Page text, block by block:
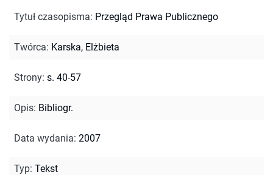
Tytuł czasopisma: Przegląd Prawa Publicznego
Twórca: Karska, Elżbieta
Strony: s. 40-57
Opis: Bibliogr.
Data wydania: 2007
Typ: Tekst